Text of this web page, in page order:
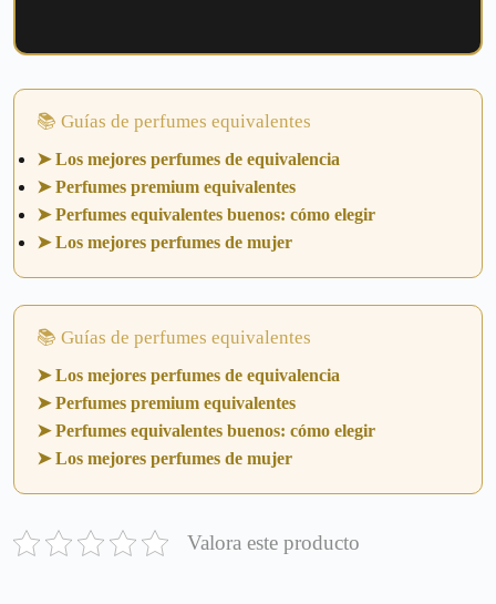
📚 Guías de perfumes equivalentes
➤ Los mejores perfumes de equivalencia
➤ Perfumes premium equivalentes
➤ Perfumes equivalentes buenos: cómo elegir
➤ Los mejores perfumes de mujer
📚 Guías de perfumes equivalentes
➤ Los mejores perfumes de equivalencia
➤ Perfumes premium equivalentes
➤ Perfumes equivalentes buenos: cómo elegir
➤ Los mejores perfumes de mujer
Valora este producto